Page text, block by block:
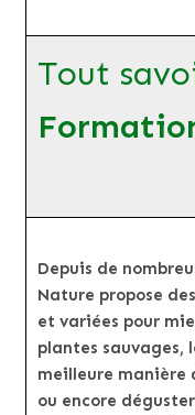
Tout
Depuis de
Nature propose
et variées pour
plantes sauvages,
meilleure manière
ou encore